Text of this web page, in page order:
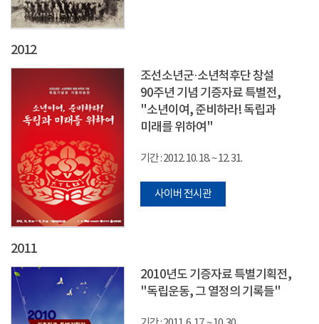
2012
조선소년군·소년척후단 창설
90주년 기념 기증자료 특별전,
"소년이여, 준비하라! 독립과
미래를 위하여"
기간 : 2012. 10. 18. ~ 12. 31.
사이버 전시관
2011
2010년도 기증자료 특별기획전,
"독립운동, 그 열정의 기록들"